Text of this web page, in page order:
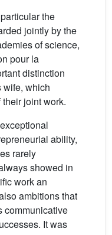
the
jointly by the
of science,
pour la
distinction
wife, which
joint work.
ability,
rarely
showed in
work an
ambitions that
communicative
It was